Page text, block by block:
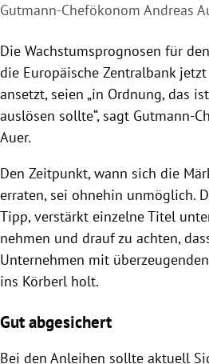
Gutmann-Chefökonom Andreas
Die Wachstumsprognosen für
die Europäische Zentralbankjetzt
ansetzt, seien „in Ordnung, das
auslösen sollte“, sagt Gutmann-
Auer.
Den Zeitpunkt, wann sich die
erraten, sei ohnehin unmöglich.
Tipp, verstärkt einzelne Titel
nehmen und drauf zu achten,
Unternehmen mit
ins Körberl holt.
Gut abgesichert
Bei den Anleihen sollte aktuell